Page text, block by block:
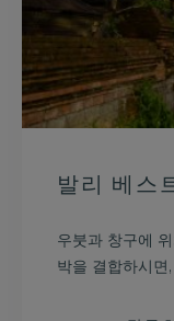
발리 베스
우붓과 창구에
박을 결합하시면